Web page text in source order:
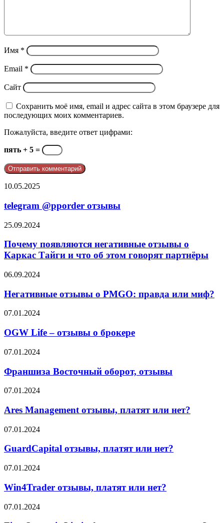
Имя *
Email *
Сайт
Сохранить моё имя, email и адрес сайта в этом браузере для
последующих моих комментариев.
Пожалуйста, введите ответ цифрами:
пять + 5 =
telegram
отзывы
10.05.2025
telegram @pporder отзывы
Почему
негативные
отзывы
о
Тайги
что
этом
партнёры
25.09.2024
Почему появляются негативные отзывы о
Каркас Тайги и что об этом говорят партнёры
Негативные
о
PMGO:
правда
миф?
06.09.2024
Негативные отзывы о PMGO: правда или миф?
OGW
–
отзывы
о
брокере
07.01.2024
OGW Life – отзывы о брокере
Франшиза
оборот,
отзывы
07.01.2024
Франшиза Восточный оборот, отзывы
Ares
отзывы,
платят
или
нет?
07.01.2024
Ares Management отзывы, платят или нет?
GuardCapital
платят
нет?
07.01.2024
GuardCapital отзывы, платят или нет?
Win4Trader
платят
или
нет?
07.01.2024
Win4Trader отзывы, платят или нет?
First
07.01.2024